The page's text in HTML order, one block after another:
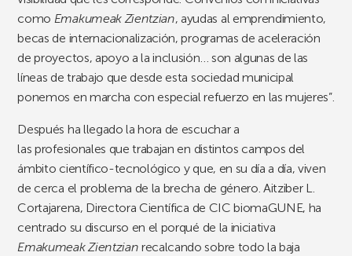
como Emakumeak Zientzian, ayudas al emprendimiento,
becas de internacionalización, programas de aceleración
de proyectos, apoyo a la inclusión… son algunas de las
líneas de trabajo que desde esta sociedad municipal
ponemos en marcha con especial refuerzo en las mujeres”.
Después ha llegado la hora de escuchar a
las profesionales que trabajan en distintos campos del
ámbito científico-tecnológico y que, en su día a día, viven
de cerca el problema de la brecha de género. Aitziber L.
Cortajarena, Directora Científica de CIC biomaGUNE, ha
centrado su discurso en el porqué de la iniciativa
Emakumeak Zientzian recalcando sobre todo la baja